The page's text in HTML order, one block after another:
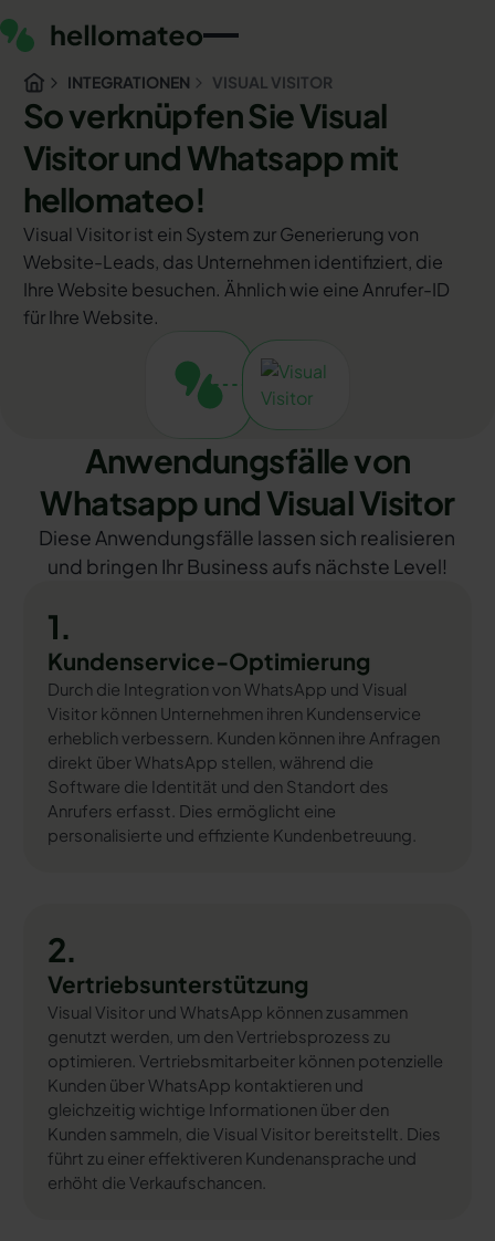
INTEGRATIONEN VISUAL VISITOR
So verknüpfen Sie Visual
Visitor und Whatsapp mit
hellomateo!
Visual Visitor ist ein System zur Generierung von
Website-Leads, das Unternehmen identifiziert, die
Ihre Website besuchen. Ähnlich wie eine Anrufer-ID
für Ihre Website.
Anwendungsfälle von
Whatsapp und Visual Visitor
Diese Anwendungsfälle lassen sich realisieren
und bringen Ihr Business aufs nächste Level!
1.
Kundenservice-Optimierung
Durch die Integration von WhatsApp und Visual
Visitor können Unternehmen ihren Kundenservice
erheblich verbessern. Kunden können ihre Anfragen
direkt über WhatsApp stellen, während die
Software die Identität und den Standort des
Anrufers erfasst. Dies ermöglicht eine
personalisierte und effiziente Kundenbetreuung.
2.
Vertriebsunterstützung
Visual Visitor und WhatsApp können zusammen
genutzt werden, um den Vertriebsprozess zu
optimieren. Vertriebsmitarbeiter können potenzielle
Kunden über WhatsApp kontaktieren und
gleichzeitig wichtige Informationen über den
Kunden sammeln, die Visual Visitor bereitstellt. Dies
führt zu einer effektiveren Kundenansprache und
erhöht die Verkaufschancen.